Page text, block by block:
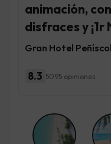
animación,
disfraces y ¡1r
Gran Hotel
8.3 5095 opiniones